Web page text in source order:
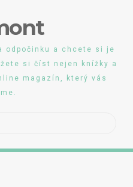
odpočinku a chcete si je
si číst nejen knížky a
magazín, který vás